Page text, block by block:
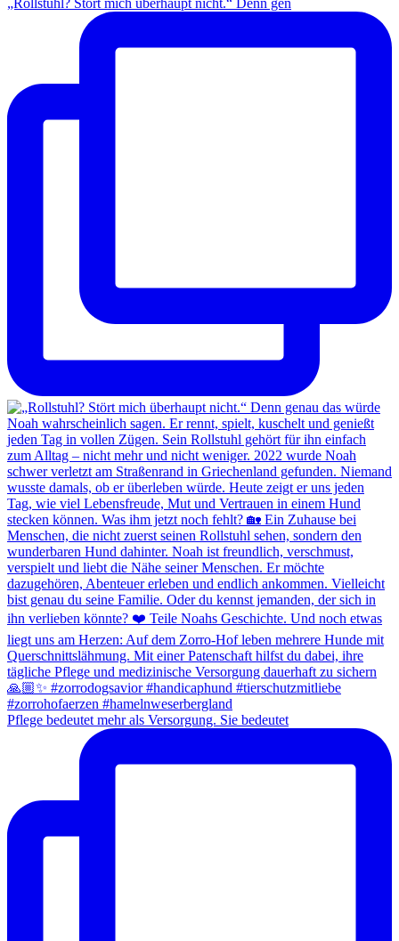
Pflege bedeutet mehr als Versorgung. Sie bedeutet